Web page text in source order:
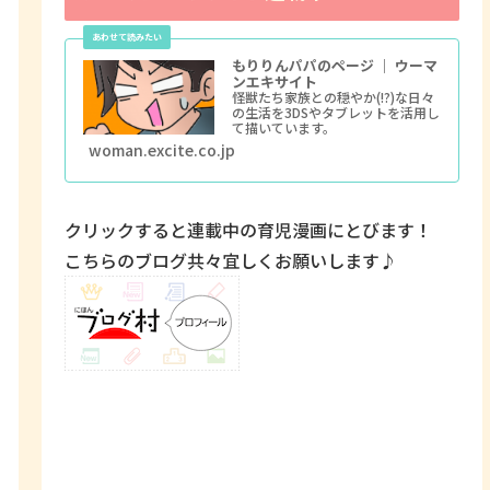
もりりんパパのページ ｜ ウーマ
ンエキサイト
怪獣たち家族との穏やか(!?)な日々
の生活を3DSやタブレットを活用し
て描いています。
woman.excite.co.jp
クリックすると連載中の育児漫画にとびます！
こちらのブログ共々宜しくお願いします♪